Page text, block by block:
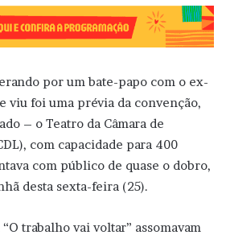
por um bate-papo com o ex-
viu foi uma prévia da convenção,
– o Teatro da Câmara de
com capacidade para 400
com público de quase o dobro,
desta sexta-feira (25).
trabalho vai voltar” assomavam